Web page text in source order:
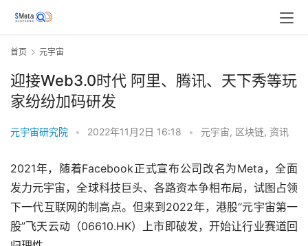
首页 元宇宙
迎接Web3.0时代 阿里、腾讯、天下秀等玩
家纷纷加码研发
元宇宙研究院 • 2022年11月2日 16:18 • 元宇宙, 区块链, 资讯
2021年，随着Facebook正式宣布公司改名为Meta，全面
发力元宇宙，全球科技巨头、各路资本争相布局，试图占领
下一代互联网的制高点。但来到2022年，港股“元宇宙第一
股”飞天云动（06610.HK）上市即破发，开始让行业赛道回